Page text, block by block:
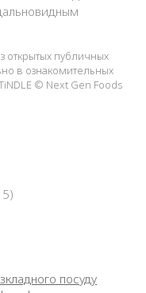
открытых публичных
в ознакомительных
© Next Gen Foods